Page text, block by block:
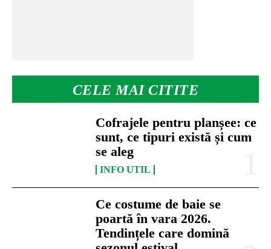
CELE MAI CITITE
Cofrajele pentru planșee: ce
sunt, ce tipuri există și cum
se aleg
INFO UTIL
Ce costume de baie se
poartă în vara 2026.
Tendințele care domină